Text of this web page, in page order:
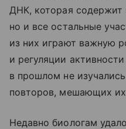
ДНК, которая
но и все остальные
из них играют важную
и регуляции
в прошлом не
повторов, мешающих
Недавно биологам